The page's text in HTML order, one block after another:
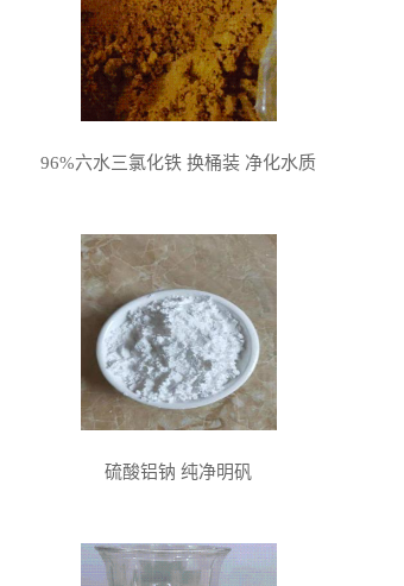
96%六水三氯化铁 换桶装 净化水质
硫酸铝钠 纯净明矾